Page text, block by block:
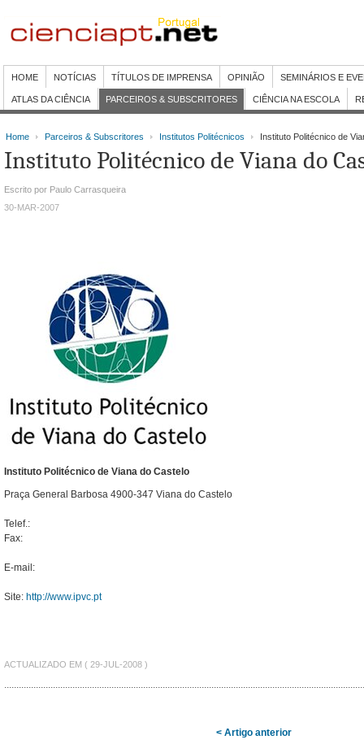
HOME NOTÍCIAS TÍTULOS DE IMPRENSA OPINIÃO SEMINÁRIOS E
ATLAS DA CIÊNCIA PARCEIROS & SUBSCRITORES CIÊNCIA NA ESCOLA
Home Parceiros & Subscritores Institutos Politécnicos Instituto Politécnico de
Instituto Politécnico de Viana do
Escrito por Paulo Carrasqueira
30-MAR-2007
Instituto Politécnico de Viana do Castelo
Praça General Barbosa 4900-347 Viana do Castelo
Telef.:
Fax:
E-mail:
Site: http://www.ipvc.pt
ACTUALIZADO EM ( 29-JUL-2008 )
< Artigo anterior